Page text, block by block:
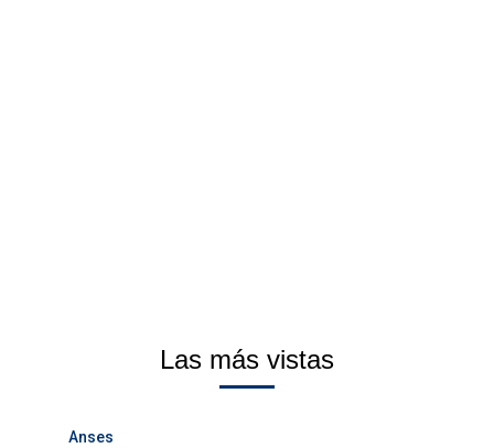
Las más vistas
Anses